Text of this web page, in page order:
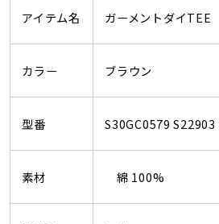
アイテム名 ガーメントダイTEE
カラー ブラウン
型番 S30GC0579 S22903
素材 綿 100%